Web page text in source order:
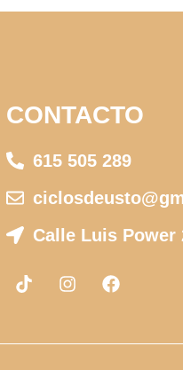
CONTACTO
615 505 289
Calle Luis Power